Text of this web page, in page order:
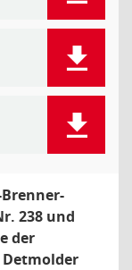
238 und
der